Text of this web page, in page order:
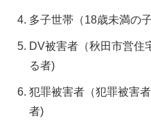
多子世帯（18歳未満の
DV被害者（秋田市営住
る者)
犯罪被害者（犯罪被害
者)